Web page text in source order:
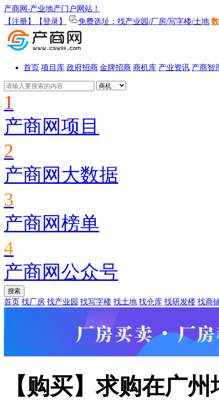
产商网-产业地产门户网站！
【注册】
【登录】 免费选址：找产业园/厂房/写字楼/土地
首页 项目库 政府招商 金牌招商 商机库 产业资讯 产商智
1
产商网项目
2
产商网大数据
3
产商网榜单
4
产商网公众号
首页 找厂房 找产业园 找写字楼 找土地 找仓库 找研发楼 找商
【购买】求购在广